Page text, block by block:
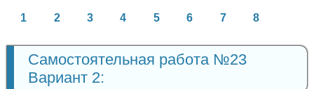
1 2 3 4 5 6 7 8
Самостоятельная работа №23
Вариант 2: